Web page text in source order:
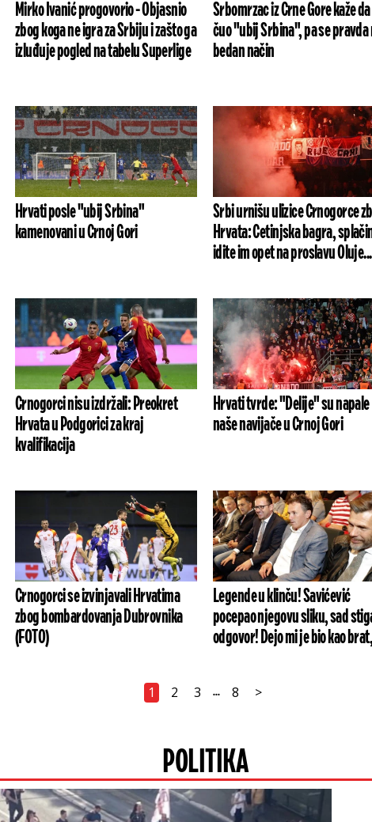
Mirko Ivanić progovorio - Objasnio
zbog koga ne igra za Srbiju i zašto ga
izluđuje pogled na tabelu Superlige
Srbomrzac iz Crne Gore kaže
čuo "ubij Srbina", pa se pravda
bedan način
Hrvati posle "ubij Srbina"
kamenovani u Crnoj Gori
Srbi urnišu ulizice Crnogorce
Hrvata: Cetinjska bagra,
idite im opet na proslavu Oluje...
Crnogorci nisu izdržali: Preokret
Hrvata u Podgorici za kraj
kvalifikacija
Hrvati tvrde: "Delije" su napale
naše navijače u Crnoj Gori
Crnogorci se izvinjavali Hrvatima
zbog bombardovanja Dubrovnika
(FOTO)
Legende u klinču! Savićević
pocepao njegovu sliku, sad
odgovor! Dejo mi je bio kao
1 2 3 ... 8 >
POLITIKA